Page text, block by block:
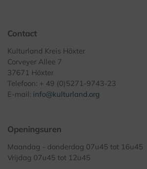
Contact
Kulturland Kreis Höxter
Corveyer Allee 7
37671 Höxter
Telefoon: + 49 (0)5271-9743-23
E-mail: info@kulturland.org
Openingsuren
Maandag - donderdag 07u45 tot 16u45
Vrijdag 07u45 tot 12u45